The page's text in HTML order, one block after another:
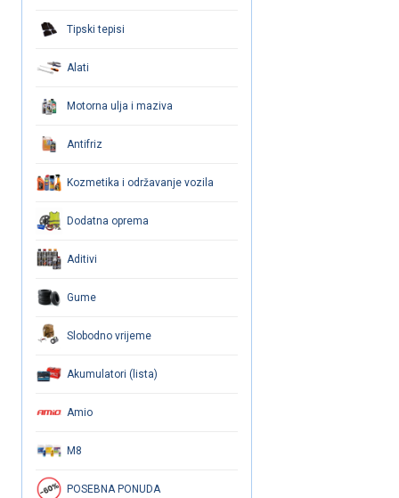
Tipski tepisi
Alati
Motorna ulja i maziva
Antifriz
Kozmetika i održavanje vozila
Dodatna oprema
Aditivi
Gume
Slobodno vrijeme
Akumulatori (lista)
Amio
M8
POSEBNA PONUDA